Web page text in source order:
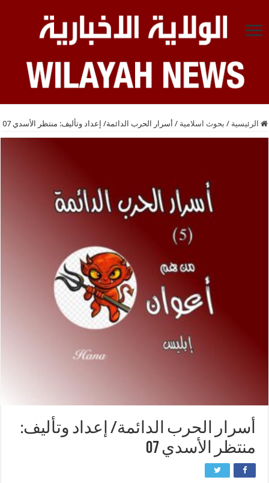
الرئيسية / بحوث اسلامية / أسرار الحرب الدائمة/ إعداد وتأليف: منتظر الأسدي 07
أسرار الحرب الدائمة/ إعداد وتأليف:
منتظر الأسدي 07